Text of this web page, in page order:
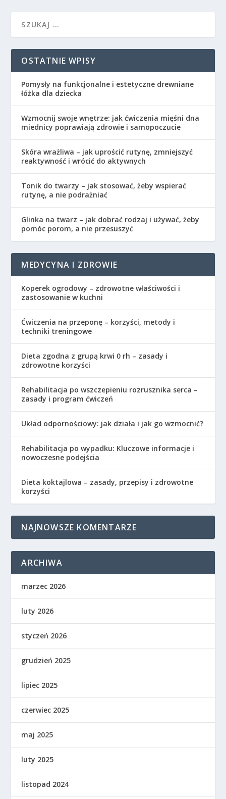
OSTATNIE WPISY
Pomysły na funkcjonalne i estetyczne drewniane
łóżka dla dziecka
Wzmocnij swoje wnętrze: jak ćwiczenia mięśni dna
miednicy poprawiają zdrowie i samopoczucie
Skóra wrażliwa – jak uprościć rutynę, zmniejszyć
reaktywność i wrócić do aktywnych
Tonik do twarzy – jak stosować, żeby wspierać
rutynę, a nie podrażniać
Glinka na twarz – jak dobrać rodzaj i używać, żeby
pomóc porom, a nie przesuszyć
MEDYCYNA I ZDROWIE
Koperek ogrodowy – zdrowotne właściwości i
zastosowanie w kuchni
Ćwiczenia na przeponę – korzyści, metody i
techniki treningowe
Dieta zgodna z grupą krwi 0 rh – zasady i
zdrowotne korzyści
Rehabilitacja po wszczepieniu rozrusznika serca –
zasady i program ćwiczeń
Układ odpornościowy: jak działa i jak go wzmocnić?
Rehabilitacja po wypadku: Kluczowe informacje i
nowoczesne podejścia
Dieta koktajlowa – zasady, przepisy i zdrowotne
korzyści
NAJNOWSZE KOMENTARZE
ARCHIWA
marzec 2026
luty 2026
styczeń 2026
grudzień 2025
lipiec 2025
czerwiec 2025
maj 2025
luty 2025
listopad 2024